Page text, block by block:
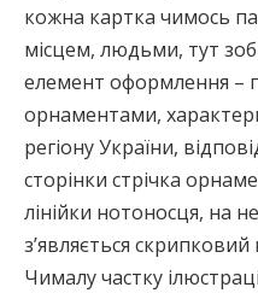
кожна картка чимось
місцем, людьми, тут
елемент оформлення –
орнаментами,
регіону України,
сторінки стрічка
лінійки нотоносця, на
з’являється
Чималу частку